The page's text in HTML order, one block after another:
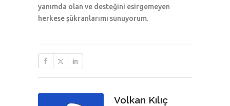
yanımda olan ve desteğini esirgemeyen
herkese şükranlarımı sunuyorum.
Volkan Kılıç